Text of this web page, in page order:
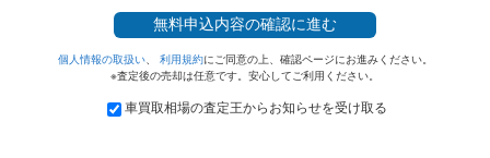
無料申込内容の確認に進む
個人情報の取扱い、 利用規約にご同意の上、確認ページにお進みください。
※査定後の売却は任意です。安心してご利用ください。
車買取相場の査定王からお知らせを受け取る